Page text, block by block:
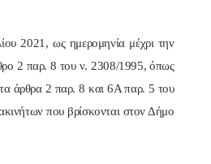
2021, ως ημερομηνία μέχρι την
2 παρ. 8 του ν. 2308/1995, όπως
άρθρα 2 παρ. 8 και 6Α παρ. 5 του
που βρίσκονται στον Δήμο